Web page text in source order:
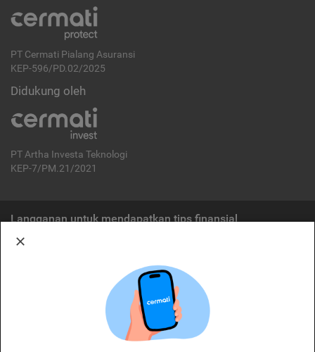
PT Cermati Pialang Asuransi
KEP-596/PD.02/2025
Didukung oleh
PT Artha Investa Teknologi
KEP-7/PM.21/2021
Langganan untuk mendapatkan tips finansial
Cermati merupakan penyelenggara agregasi jasa keuangan yang terdaftar di
OJK. Oleh karena itu, produk dan/atau layanan jasa keuangan yang
ditawarkan bukan merupakan produk dan/atau layanan jasa keuangan yang
diterbitkan oleh Cermati dan Cermati tidak bertanggung jawab atas tuntutan